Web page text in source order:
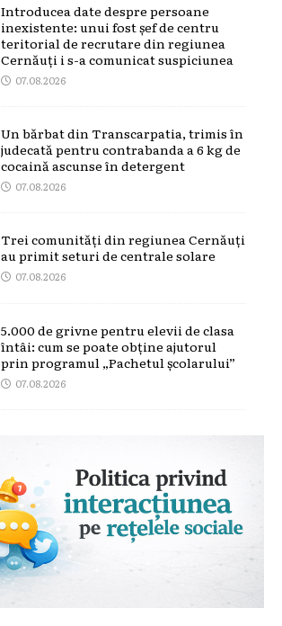
Introducea date despre persoane
inexistente: unui fost șef de centru
teritorial de recrutare din regiunea
Cernăuți i s-a comunicat suspiciunea
07.08.2026
Un bărbat din Transcarpatia, trimis în
judecată pentru contrabanda a 6 kg de
cocaină ascunse în detergent
07.08.2026
Trei comunități din regiunea Cernăuți
au primit seturi de centrale solare
07.08.2026
5.000 de grivne pentru elevii de clasa
întâi: cum se poate obține ajutorul
prin programul „Pachetul școlarului”
07.08.2026